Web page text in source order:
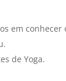
em conhecer
de Yoga.